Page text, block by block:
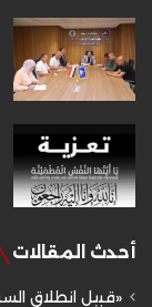
أحدث المقالات
«قبيل انطلاق